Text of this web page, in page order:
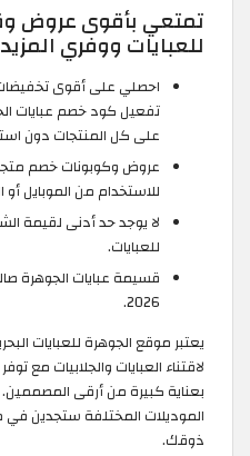
تمتعي بأقوى عروض
للعبايات ووفري
احصلي على أقوى
على كل المنتجات دون
عروض وكوبونات خصم متجر
للاستخدام من الموبايل أو
لا يوجد حد أدنى لقيمة
للعبايات.
قسيمة عبايات الجوهرة
2026.
يعتبر موقع الجوهرة للعبايات
لاقتناء العبايات والجلابيات مع
الموديلات المختلفة ستجدين في
ذوقك.